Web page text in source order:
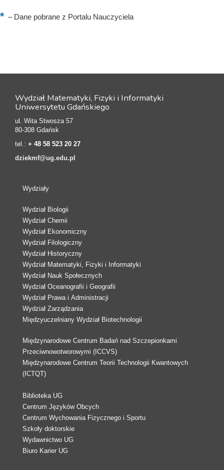
–Dane pobrane z Portalu Nauczyciela
Wydział Matematyki, Fizyki i Informatyki
Uniwersytetu Gdańskiego
ul. Wita Stwosza 57
80-308 Gdańsk
tel.: + 48 58 523 20 27
dziekmf@ug.edu.pl
Wydziały
Wydział Biologii
Wydział Chemii
Wydział Ekonomiczny
Wydział Filologiczny
Wydział Historyczny
Wydział Matematyki, Fizyki i Informatyki
Wydział Nauk Społecznych
Wydział Oceanografii i Geografii
Wydział Prawa i Administracji
Wydział Zarządzania
Międzyuczelniany Wydział Biotechnologii
Międzynarodowe Centrum Badań nad Szczepionkami
Przeciwnowotworowymi (ICCVS)
Międzynarodowe Centrum Teorii Technologii Kwantowych
(ICTQT)
Biblioteka UG
Centrum Języków Obcych
Centrum Wychowania Fizycznego i Sportu
Szkoły doktorskie
Wydawnictwo UG
Biuro Karier UG